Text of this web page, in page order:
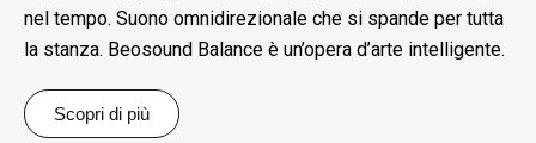
nel tempo. Suono omnidirezionale che si spande per tutta
la stanza. Beosound Balance è un’opera d’arte intelligente.
Scopri di più